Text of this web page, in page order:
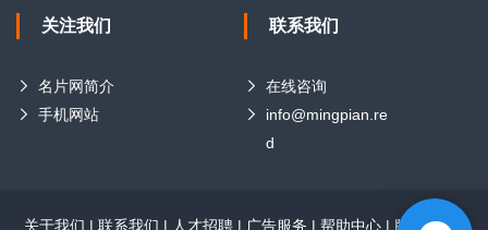
关注我们
名片网简介
手机网站
联系我们
在线咨询
info@mingpian.re
d
关于我们 | 联系我们 | 人才招聘 | 广告服务 | 帮助中心 | 版权声明